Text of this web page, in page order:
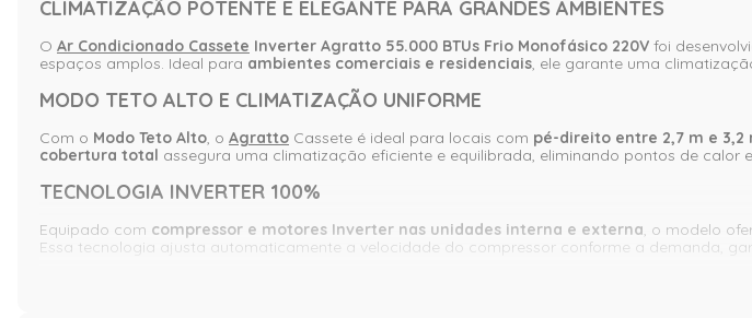
CLIMATIZAÇÃO POTENTE E ELEGANTE PARA GRANDES AMBIENTES
O Ar Condicionado Cassete Inverter Agratto 55.000 BTUs Frio Monofásico 220V foi
espaços amplos. Ideal para ambientes comerciais e residenciais, ele garante uma
MODO TETO ALTO E CLIMATIZAÇÃO UNIFORME
Com o Modo Teto Alto, o Agratto Cassete é ideal para locais com pé-direito entre 2,7 m e 3,2
cobertura total assegura uma climatização eficiente e equilibrada, eliminando pontos de
TECNOLOGIA INVERTER 100%
Equipado com compressor e motores Inverter nas unidades interna e externa, o modelo
Essa tecnologia ajusta automaticamente a velocidade do compressor conforme a demanda,